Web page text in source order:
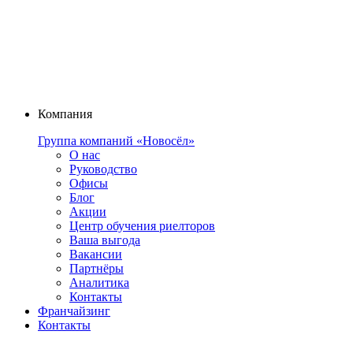
Компания
Группа компаний «Новосёл»
О нас
Руководство
Офисы
Блог
Акции
Центр обучения риелторов
Ваша выгода
Вакансии
Партнёры
Аналитика
Контакты
Франчайзинг
Контакты